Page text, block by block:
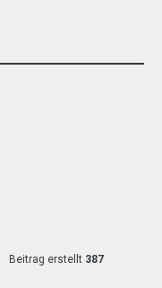
Beitrag erstellt 387